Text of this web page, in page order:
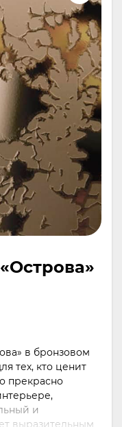
в бронзовом
тех, кто ценит
прекрасно
и
выразительным